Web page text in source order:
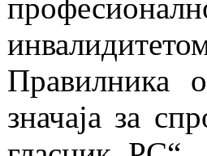
Правилника
значаја за